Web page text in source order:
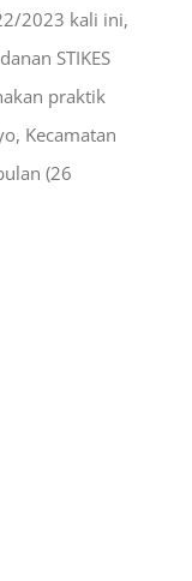
2023 kali ini,
STIKES
praktik
Kecamatan
(26